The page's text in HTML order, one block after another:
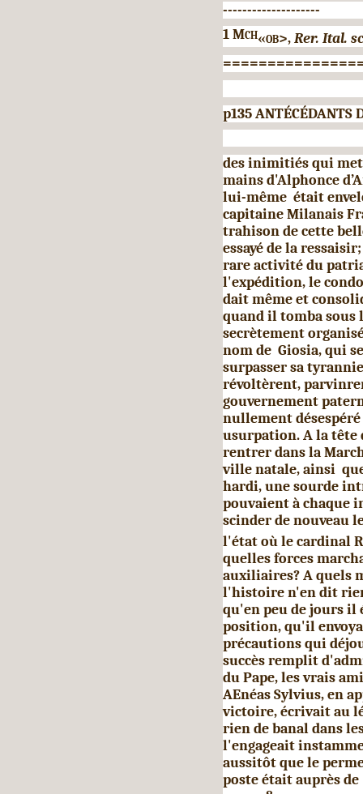
--------------------
1Mch«ob>,Rer. Ital.
p135 ANTÉCÉDANTS
des inimitiés qui
mains d'Alphonce
lui-même était
capitaine Milanais
trahison de cette
essayé de la
rare activité du
l'expédition, le
dait même et
quand il tomba sous
secrètement
nom de Giosia, qui
surpasser sa
révoltèrent,
gouvernement
nulle­ment
usurpation. A la tête
rentrer dans la
ville natale, ainsi
hardi, une sourde
pouvaient à chaque
scinder de nouveau
l'état où le cardinal
quelles forces
auxiliaires? A quels
l'histoire n'en dit
qu'en peu de jours il
position, qu'il
précautions qui
suc­cès remplit
du Pape, les vrais
AEnéas Sylvius, en
victoire, écrivait au
rien de banal dans
l'engageait
aussitôt que le
poste était auprès